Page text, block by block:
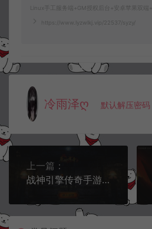
Linux手工服务端+GM授权后台+安卓苹果双端
https://www.lyzwlkj.vip/22537/syzy/
冷雨泽ღ 默认解压密
上一篇：
战神引擎传奇手游【1.76江山复古王者终极金币版】9月最新整理Win一键服务端+GM授权后台+安卓苹果双端+详细搭建教程+视频教程